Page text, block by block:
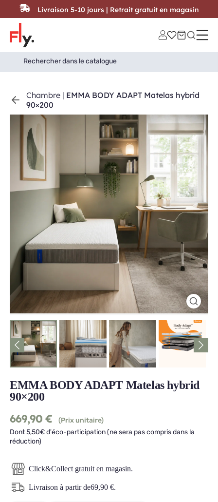
Passer au contenu
Search
for:
Search Button
Chambre | EMMA BODY ADAPT Matelas hybrid
90×200
EMMA BODY ADAPT Matelas hybrid
90×200
669,90 €
(Prix unitaire)
Dont 5,50€ d'éco-participation (ne sera pas compris dans la
réduction)
Click&Collect gratuit en magasin.
Livraison à partir de69,90 €.
Livraison 5-10 jours | Retrait gratuit en magasin